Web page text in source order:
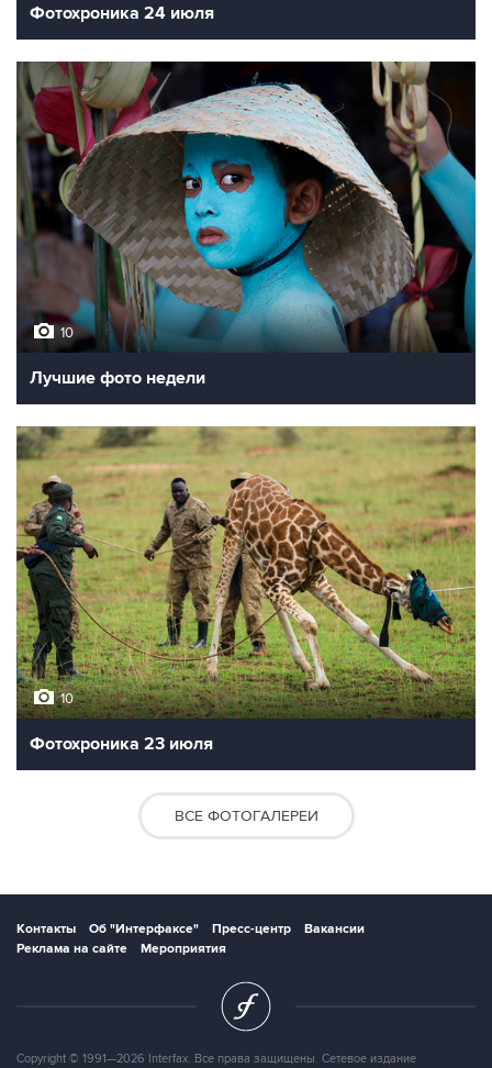
Фотохроника 24 июля
10
Лучшие фото недели
10
Фотохроника 23 июля
ВСЕ ФОТОГАЛЕРЕИ
Контакты Об "Интерфаксе" Пресс-центр
Вакансии
Реклама на сайте
Мероприятия
Copyright © 1991—2026 Interfax. Все права защищены. Сетевое издание